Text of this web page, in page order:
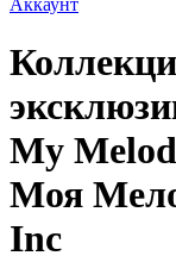
Аккаунт
My
Моя
Inc